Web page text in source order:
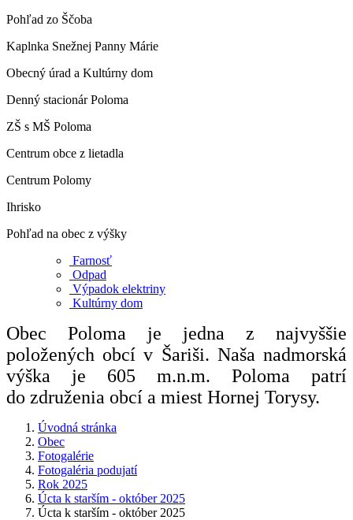
Pohľad zo Ščoba
Kaplnka Snežnej Panny Márie
Obecný úrad a Kultúrny dom
Denný stacionár Poloma
ZŠ s MŠ Poloma
Centrum obce z lietadla
Centrum Polomy
Ihrisko
Pohľad na obec z výšky
Farnosť
Odpad
Výpadok elektriny
Kultúrny dom
Obec Poloma je jedna z najvyššie
položených obcí v Šariši. Naša nadmorská
výška je 605 m.n.m. Poloma patrí
do združenia obcí a miest Hornej Torysy.
Úvodná stránka
Obec
Fotogalérie
Fotogaléria podujatí
Rok 2025
Úcta k starším - október 2025
Úcta k starším - október 2025